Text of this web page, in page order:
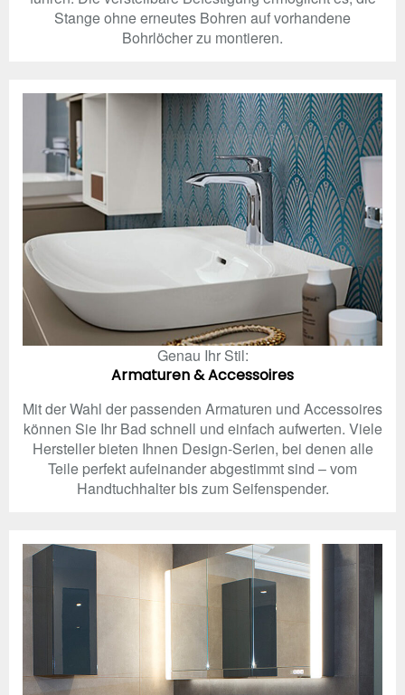
Stange ohne erneutes Bohren auf vorhandene
Bohrlöcher zu montieren.
Genau Ihr Stil:
Armaturen & Accessoires
Mit der Wahl der passenden Armaturen und Accessoires
können Sie Ihr Bad schnell und einfach aufwerten. Viele
Hersteller bieten Ihnen Design-Serien, bei denen alle
Teile perfekt aufeinander abgestimmt sind – vom
Handtuchhalter bis zum Seifenspender.